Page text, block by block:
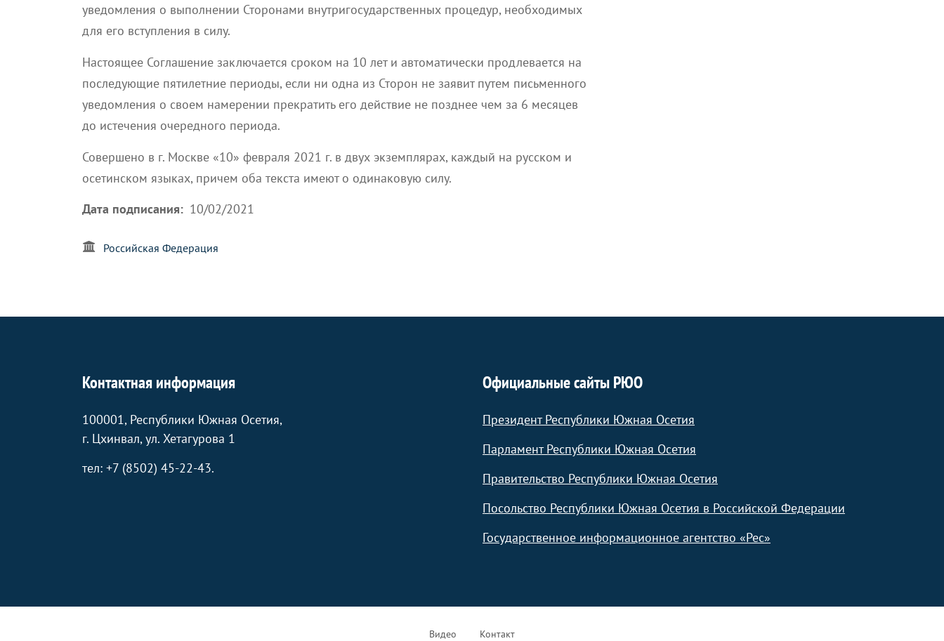
уведомления о выполнении Сторонами внутригосударственных процедур, необходимых
для его вступления в силу.
Настоящее Соглашение заключается сроком на 10 лет и автоматически продлевается на
последующие пятилетние периоды, если ни одна из Сторон не заявит путем письменного
уведомления о своем намерении прекратить его действие не позднее чем за 6 месяцев
до истечения очередного периода.
Совершено в г. Москве «10» февраля 2021 г. в двух экземплярах, каждый на русском и
осетинском языках, причем оба текста имеют о одинаковую силу.
Дата подписания
10/02/2021
Российская Федерация
Контактная информация
100001, Республики Южная Осетия,
г. Цхинвал, ул. Хетагурова 1
тел: +7 (8502) 45-22-43.
Официальные сайты РЮО
Президент Республики Южная Осетия
Парламент Республики Южная Осетия
Правительство Республики Южная Осетия
Посольство Республики Южная Осетия в Российской Федерации
Государственное информационное агентство «Рес»
Видео Контакт